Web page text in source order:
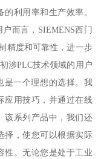
利用率和生产效率。
而言，SIEMENS西门
精度和可靠性，进一步
涉PLC技术领域的用户
是一个理想的选择。我
应用技巧，并通过在线
该系列产品中，我们还
择，使您可以根据实际
性。无论您是处于工业